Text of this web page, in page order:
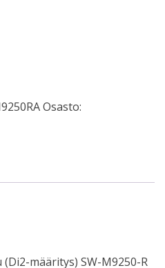
Osasto:
(Di2-määritys) SW-M9250-R